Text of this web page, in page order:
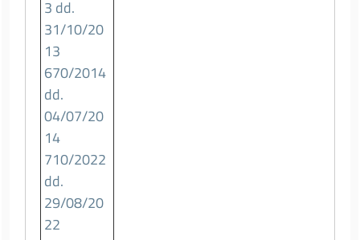
3 dd.
31/10/20
13
670/2014
dd.
04/07/20
14
710/2022
dd.
29/08/20
22